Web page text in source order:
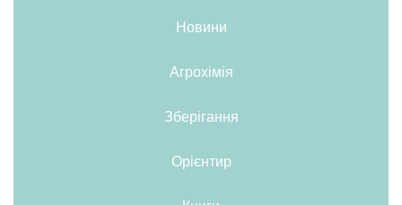
Новини
Агрохімія
Зберігання
Орієнтир